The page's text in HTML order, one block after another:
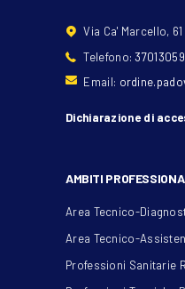
Via Ca' Marcello,
Telefono:
Email:
Dichiarazione di
AMBITI
Area Tecnico-
Area Tecnico-
Professioni Sanitarie